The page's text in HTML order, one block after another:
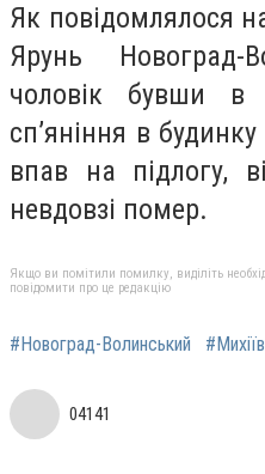
Як повідомлялося
Ярунь Новоград-
чоловік бувши в
сп’яніння в
впав на підлогу,
невдовзі помер.
Якщо ви помітили помилку, виділіть
повідомити про це редакцію
#Новоград-Волинський
04141